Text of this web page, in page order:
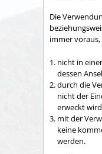
Die
immer
nicht in
dessen
durch die
nicht der
erweckt
mit der
keine
werden.